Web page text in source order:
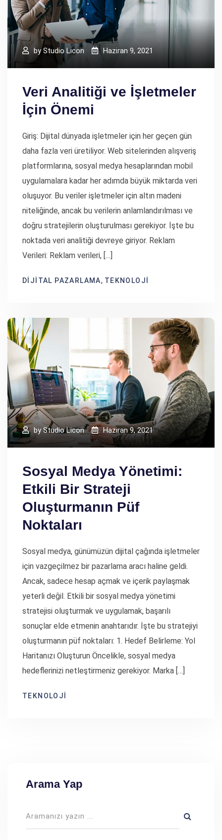
byStudio Licon Haziran 9, 2021
Veri Analitiği ve İşletmeler
İçin Önemi
Giriş: Dijital dünyada işletmeler için her geçen gün
daha fazla veri üretiliyor. Web sitelerinden alışveriş
platformlarına, sosyal medya hesaplarından mobil
uygulamalara kadar her adımda büyük miktarda veri
oluşuyor. Bu veriler işletmeler için altın madeni
niteliğinde, ancak bu verilerin anlamlandırılması ve
doğru stratejilerin oluşturulması gerekiyor. İşte bu
noktada veri analitiği devreye giriyor. Reklam
Verileri: Reklam verileri, […]
DIJITAL PAZARLAMA, TEKNOLOJI
byStudio Licon Haziran 9, 2021
Sosyal Medya Yönetimi:
Etkili Bir Strateji
Oluşturmanın Püf
Noktaları
Sosyal medya, günümüzün dijital çağında işletmeler
için vazgeçilmez bir pazarlama aracı haline geldi.
Ancak, sadece hesap açmak ve içerik paylaşmak
yeterli değil. Etkili bir sosyal medya yönetimi
stratejisi oluşturmak ve uygulamak, başarılı
sonuçlar elde etmenin anahtarıdır. İşte bu stratejiyi
oluşturmanın püf noktaları: 1. Hedef Belirleme: Yol
Haritanızı Oluşturun Öncelikle, sosyal medya
hedeflerinizi netleştirmeniz gerekiyor. Marka […]
TEKNOLOJI
Arama Yap